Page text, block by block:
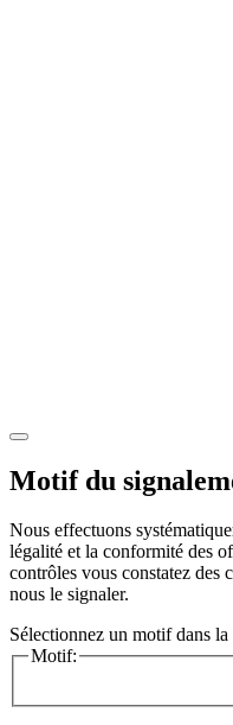
Motif du
Nous effectuons
légalité et la conformité des
contrôles vous constatez des
nous le signaler.
Sélectionnez un motif dans la
Motif: